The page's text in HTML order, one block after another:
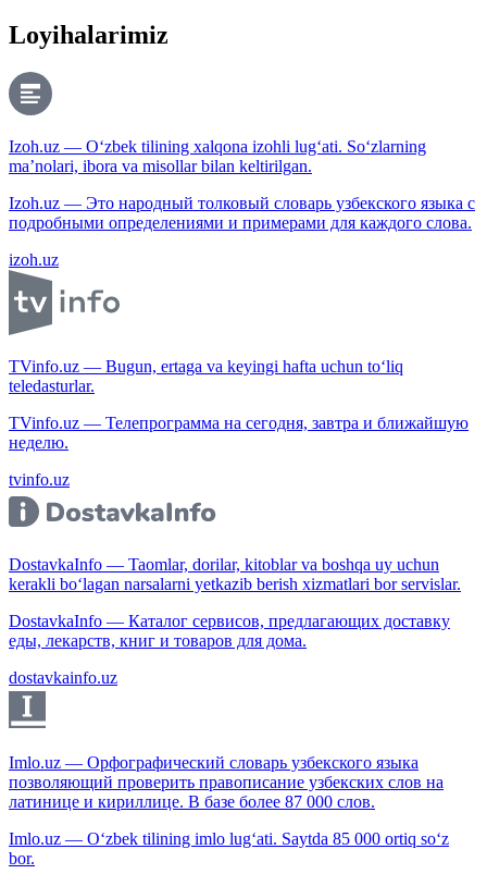
Loyihalarimiz
Izoh.uz — O‘zbek tilining xalqona izohli lug‘ati. So‘zlarning
ma’nolari, ibora va misollar bilan keltirilgan.
Izoh.uz — Это народный толковый словарь узбекского языка с
подробными определениями и примерами для каждого слова.
izoh.uz
TVinfo.uz — Bugun, ertaga va keyingi hafta uchun to‘liq
teledasturlar.
TVinfo.uz — Телепрограмма на сегодня, завтра и ближайшую
неделю.
tvinfo.uz
DostavkaInfo — Taomlar, dorilar, kitoblar va boshqa uy uchun
kerakli bo‘lagan narsalarni yetkazib berish xizmatlari bor servislar.
DostavkaInfo — Каталог сервисов, предлагающих доставку
еды, лекарств, книг и товаров для дома.
dostavkainfo.uz
Imlo.uz — Орфографический словарь узбекского языка
позволяющий проверить правописание узбекских слов на
латинице и кириллице. В базе более 87 000 слов.
Imlo.uz — O‘zbek tilining imlo lug‘ati. Saytda 85 000 ortiq so‘z
bor.